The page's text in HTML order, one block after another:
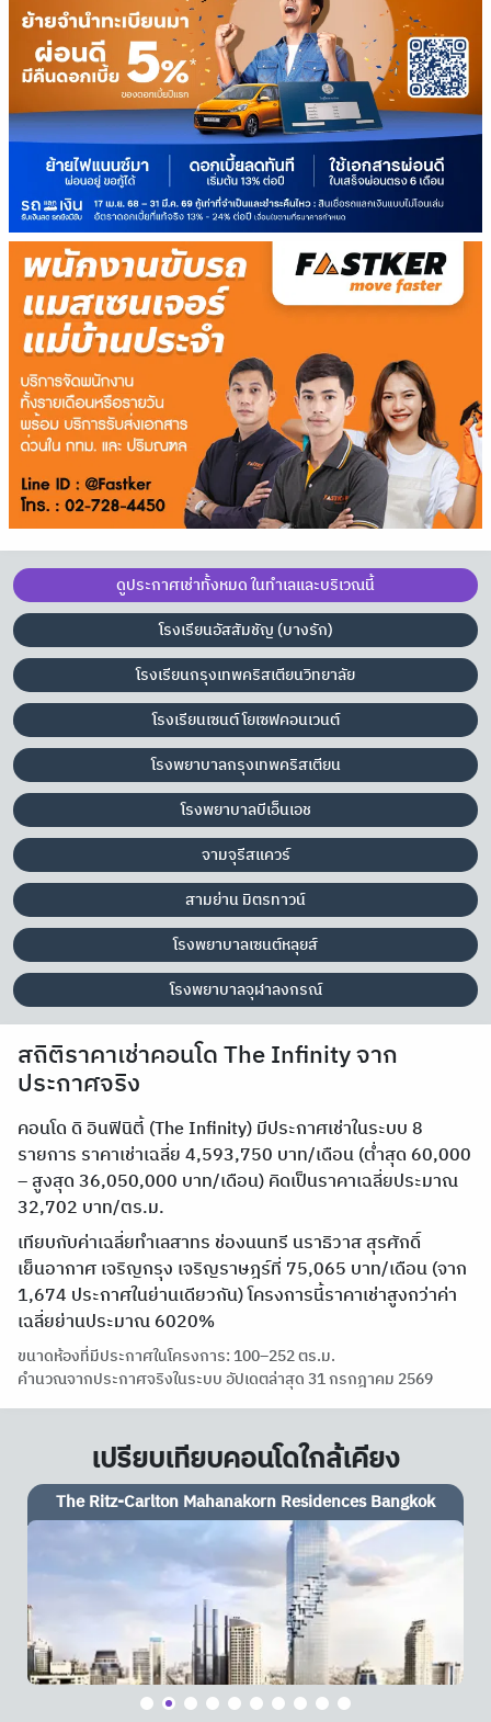
ดูประกาศเช่าทั้งหมด ในทำเลและบริเวณนี้
โรงเรียนอัสสัมชัญ (บางรัก)
โรงเรียนกรุงเทพคริสเตียนวิทยาลัย
โรงเรียนเซนต์ โยเซฟคอนเวนต์
โรงพยาบาลกรุงเทพคริสเตียน
โรงพยาบาลบีเอ็นเอช
จามจุรีสแควร์
สามย่าน มิตรทาวน์
โรงพยาบาลเซนต์หลุยส์
โรงพยาบาลจุฬาลงกรณ์
สถิติราคาเช่าคอนโด The Infinity จาก
ประกาศจริง
คอนโด ดิ อินฟินิตี้ (The Infinity) มีประกาศเช่าในระบบ 8
รายการ ราคาเช่าเฉลี่ย 4,593,750 บาท/เดือน (ต่ำสุด 60,000
– สูงสุด 36,050,000 บาท/เดือน) คิดเป็นราคาเฉลี่ยประมาณ
32,702 บาท/ตร.ม.
เทียบกับค่าเฉลี่ยทำเลสาทร ช่องนนทรี นราธิวาส สุรศักดิ์
เย็นอากาศ เจริญกรุง เจริญราษฎร์ที่ 75,065 บาท/เดือน (จาก
1,674 ประกาศในย่านเดียวกัน) โครงการนี้ราคาเช่าสูงกว่าค่า
เฉลี่ยย่านประมาณ 6020%
ขนาดห้องที่มีประกาศในโครงการ: 100–252 ตร.ม.
คำนวณจากประกาศจริงในระบบ อัปเดตล่าสุด 31 กรกฎาคม 2569
เปรียบเทียบคอนโดใกล้เคียง
Life @ Sathorn 10